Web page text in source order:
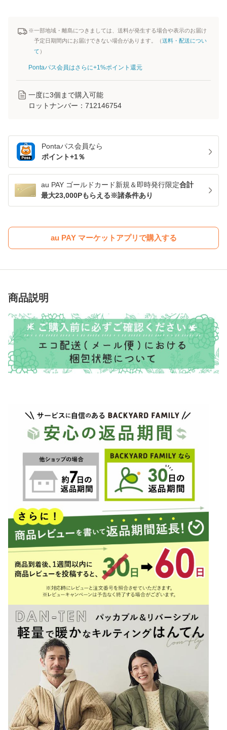
※一部地域・離島につきましては、送料が発生する場合や表示のお届け
予定日期間内にお届けできない場合があります。（送料・配送につい
て ）
Pontaパス会員はさらに+1%ポイント還元
一度に3個まで購入可能
ロットナンバー： 712146754
Pontaパス会員なら
ポイント+1％
au PAY ゴールドカード新規＆即時発行限定合計
最大23,000Pもらえる※諸条件あり
au PAY マーケットアプリで購入する
商品説明